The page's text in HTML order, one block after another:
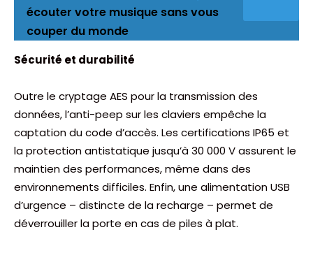
écouter votre musique sans vous
couper du monde
Sécurité et durabilité
Outre le cryptage AES pour la transmission des
données, l’anti-peep sur les claviers empêche la
captation du code d’accès. Les certifications IP65 et
la protection antistatique jusqu’à 30 000 V assurent le
maintien des performances, même dans des
environnements difficiles. Enfin, une alimentation USB
d’urgence – distincte de la recharge – permet de
déverrouiller la porte en cas de piles à plat.